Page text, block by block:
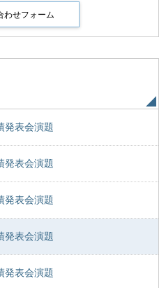
発表会演題
発表会演題
発表会演題
発表会演題
発表会演題